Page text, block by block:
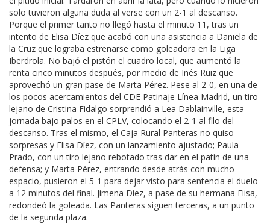
solo tuvieron alguna duda al verse con un 2-1 al descanso.
Porque el primer tanto no llegó hasta el minuto 11, tras un
intento de Elisa Díez que acabó con una asistencia a Daniela de
la Cruz que lograba estrenarse como goleadora en la Liga
Iberdrola. No bajó el pistón el cuadro local, que aumentó la
renta cinco minutos después, por medio de Inés Ruiz que
aprovechó un gran pase de Marta Pérez. Pese al 2-0, en una de
los pocos acercamientos del CDE Patinaje Línea Madrid, un tiro
lejano de Cristina Fidalgo sorprendió a Lea Dablainville, esta
jornada bajo palos en el CPLV, colocando el 2-1 al filo del
descanso. Tras el mismo, el Caja Rural Panteras no quiso
sorpresas y Elisa Díez, con un lanzamiento ajustado; Paula
Prado, con un tiro lejano rebotado tras dar en el patín de una
defensa; y Marta Pérez, entrando desde atrás con mucho
espacio, pusieron el 5-1 para dejar visto para sentencia el duelo
a 12 minutos del final. Jimena Díez, a pase de su hermana Elisa,
redondeó la goleada. Las Panteras siguen terceras, a un punto
de la segunda plaza.